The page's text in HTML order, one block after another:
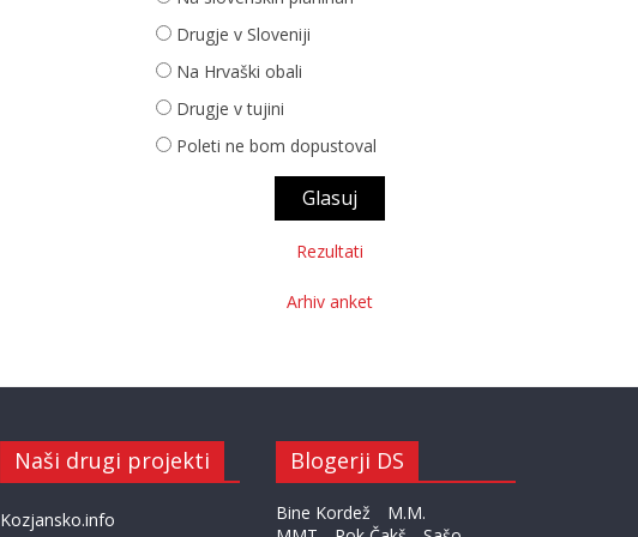
Drugje v Sloveniji
Na Hrvaški obali
Drugje v tujini
Poleti ne bom dopustoval
Rezultati
Arhiv anket
Naši drugi projekti
Kozjansko.info
Blogerji DS
Bine Kordež
M.M.